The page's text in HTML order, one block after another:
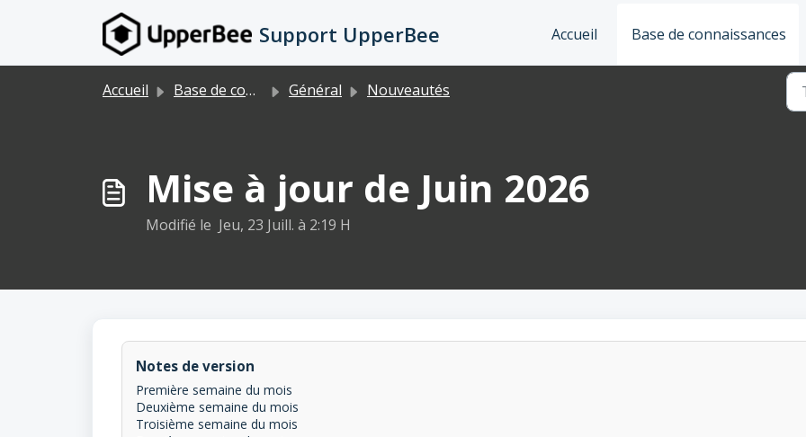
Passer au contenu principal
Support UpperBee Accueil Base de connaissances
Accueil Base de connaissances Général Nouveautés
Mise à jour de Juin 2026
Modifié le Jeu, 23 Juill. à 2:19 H
Notes de version
Première semaine du mois
Deuxième semaine du mois
Troisième semaine du mois